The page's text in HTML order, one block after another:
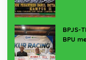
BPJS-
BPU